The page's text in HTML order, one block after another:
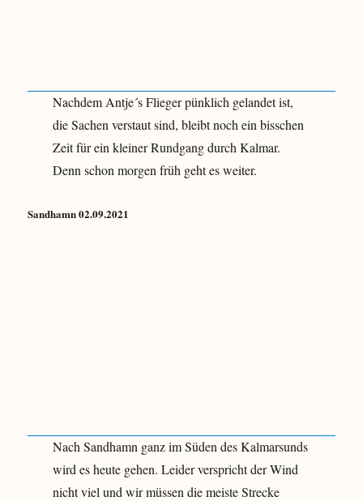
Nachdem Antje´s Flieger pünklich gelandet ist,
die Sachen verstaut sind, bleibt noch ein bisschen
Zeit für ein kleiner Rundgang durch Kalmar.
Denn schon morgen früh geht es weiter.
Sandhamn 02.09.2021
Nach Sandhamn ganz im Süden des Kalmarsunds
wird es heute gehen. Leider verspricht der Wind
nicht viel und wir müssen die meiste Strecke